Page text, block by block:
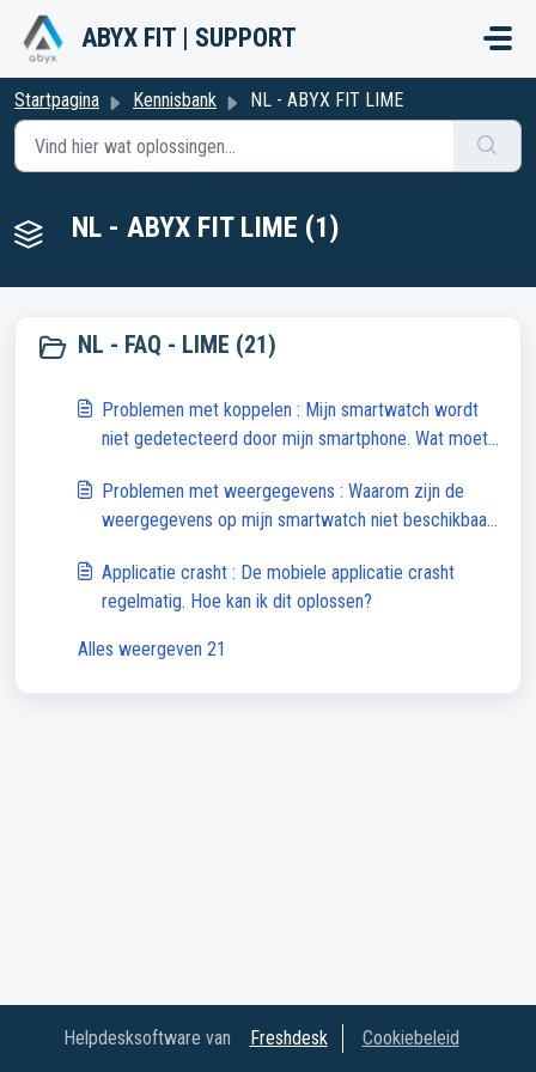
Doorgaan naar hoofdinhoud
ABYX FIT | SUPPORT
Startpagina Kennisbank NL - ABYX FIT LIME
NL - ABYX FIT LIME (1)
NL - FAQ - LIME (21)
Problemen met koppelen : Mijn smartwatch wordt
niet gedetecteerd door mijn smartphone. Wat moet
Problemen met weergegevens : Waarom zijn de
weergegevens op mijn smartwatch niet beschikbaar
Applicatie crasht : De mobiele applicatie crasht
regelmatig. Hoe kan ik dit oplossen?
Alles weergeven 21
Helpdesksoftware van Freshdesk Cookiebeleid